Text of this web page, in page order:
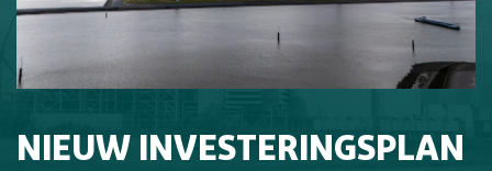
NIEUW INVESTERINGSPLAN